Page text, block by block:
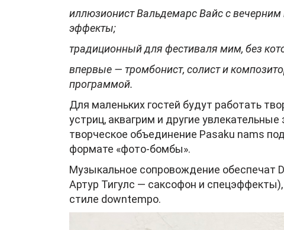
иллюзионист Вальдемарс Вайс с
эффекты;
традиционный для фестиваля мим, без
впервые — тромбонист, солист и
программой.
Для маленьких гостей будут работать
устриц, аквагрим и другие
творческое объединение Pasaku nams
формате «фото-бомбы».
Музыкальное сопровождение обеспечат
Артур Тигулс — саксофон и
стиле downtempo.